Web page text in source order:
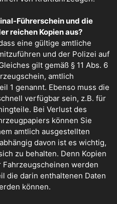
Führerschein und die
reichen Kopien aus?
eine gültige amtliche
und der Polizei auf
gilt gemäß § 11 Abs. 6
amtlich
1 genannt. Ebenso muss die
verfügbar sein, z.B. für
Bei Verlust des
können Sie
amtlich ausgestellten
davon ist es wichtig,
zu behalten. Denn Kopien
werden
die darin enthaltenen Daten
können.